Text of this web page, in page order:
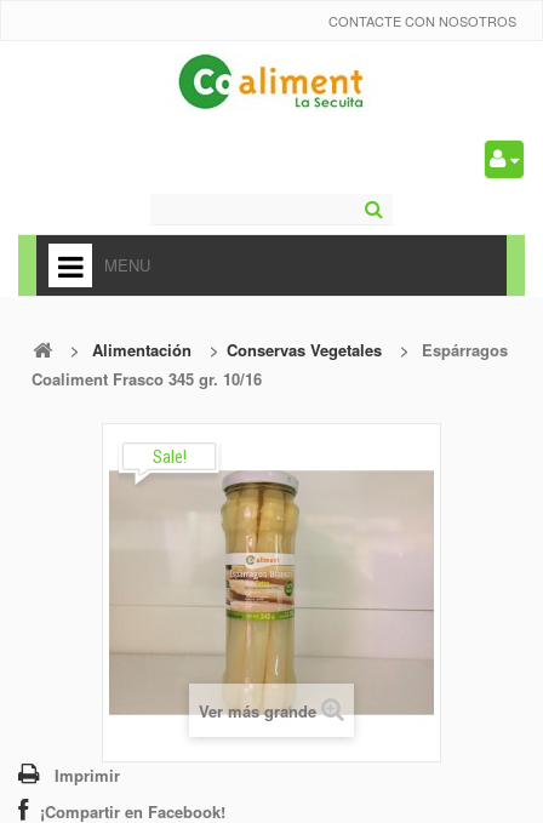
CONTACTE CON NOSOTROS
MENU
+
ALIMENTACIÓN
CARNICERÍA Y CHARCUTERÍA
> Alimentación > Conservas Vegetales >
Espárragos
Coaliment Frasco 345 gr. 10/16
Sale!
Ver más grande
Imprimir
¡Compartir en Facebook!